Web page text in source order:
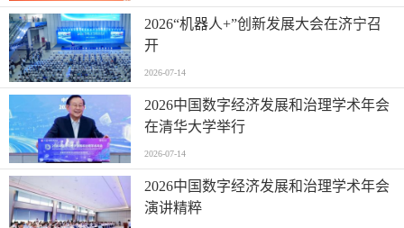
2026“机器人+”创新发展大会在济宁召
开
2026-07-14
2026中国数字经济发展和治理学术年会
在清华大学举行
2026-07-14
2026中国数字经济发展和治理学术年会
演讲精粹